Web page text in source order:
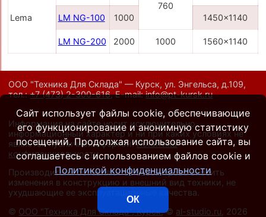
Lema
760
LM NG-100 1000 1450x1140
LM NG-200 2000 1000 1560x1140
ООО "Техника Для Склада" — Курск, ул. Энгельса, д.109,
тел.:+7 (473) 2-300-616,E-mail:info@pt-kursk.ru
Информация на сайте носит исключительно
информационный характер и ни при каких условиях не
является публичной офертой.Политика
конфиденциальности.
Производители оставляют за собой право вносить
изменения в конструкцию и внешний вид техники, не
ухудшающие ее эксплуатационные качества.
© ООО "Техника Для Склада", Курск, © al-studio.ru , 2026
Сайт использует файлы cookie, обеспечивающие
его функционирование и анонимную статистику
посещений. Продолжая использование сайта, вы
соглашаетесь с использованием файлов cookie и
Политикой конфиденциальности
ОК